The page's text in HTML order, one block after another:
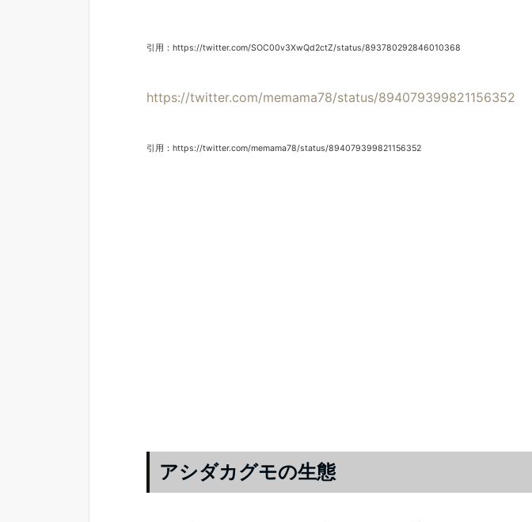
引用：https://twitter.com/SOC00v3XwQd2ctZ/status/893780292846010368
https://twitter.com/memama78/status/894079399821156352
引用：https://twitter.com/memama78/status/894079399821156352
アシダカグモの生態